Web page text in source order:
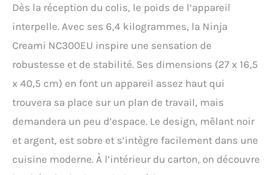
Dès la réception du colis, le poids de l’appareil
interpelle. Avec ses 6,4 kilogrammes, la Ninja
Creami NC300EU inspire une sensation de
robustesse et de stabilité. Ses dimensions (27 x 16,5
x 40,5 cm) en font un appareil assez haut qui
trouvera sa place sur un plan de travail, mais
demandera un peu d’espace. Le design, mêlant noir
et argent, est sobre et s’intègre facilement dans une
cuisine moderne. À l’intérieur du carton, on découvre